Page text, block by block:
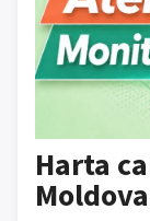
Harta